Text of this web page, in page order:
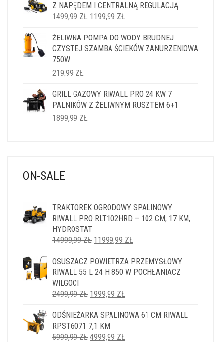
Z NAPĘDEM I CENTRALNĄ REGULACJĄ
1499,99ZŁ PIERWOTNA
WYNOSIŁA:
1499,99 ZŁ.
1199,99 ZŁ
WYNOSI:
1199,99 ZŁ.
ŻELIWNA POMPA DO WODY BRUDNEJ
CZYSTEJ SZAMBA ŚCIEKÓW ZANURZENIOWA
750W
219,99 ZŁ
GRILL GAZOWY RIWALL PRO 24 KW 7
PALNIKÓW Z ŻELIWNYM RUSZTEM 6+1
1899,99 ZŁ
ON-SALE
TRAKTOREK OGRODOWY SPALINOWY
RIWALL PRO RLT102HRD – 102 CM, 17 KM,
HYDROSTAT
14999,99ZŁ PIERWOTNA
WYNOSIŁA:
14999,99 ZŁ.
11999,99 ZŁ
WYNOSI:
11999,99 ZŁ.
OSUSZACZ POWIETRZA PRZEMYSŁOWY
RIWALL 55 L 24 H 850 W POCHŁANIACZ
WILGOCI
2499,99ZŁ PIERWOTNA
WYNOSIŁA:
2499,99 ZŁ.
1999,99 ZŁ
WYNOSI:
ODŚNIEŻARKA SPALINOWA 61 CM RIWALL
RPST6071 7,1 KM
5999,99ZŁ PIERWOTNA
4999,99 ZŁ